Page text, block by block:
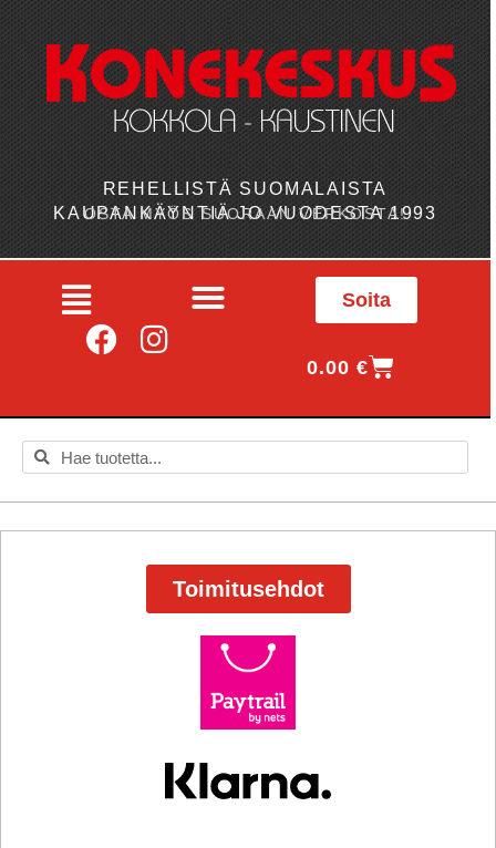
REHELLISTÄ SUOMALAISTA
KAUPANKÄYNTIÄ JO VUODESTA 1993
OSTA MYÖS SUORAAN VERKOSTA!
Soita
0.00€
Toimitusehdot